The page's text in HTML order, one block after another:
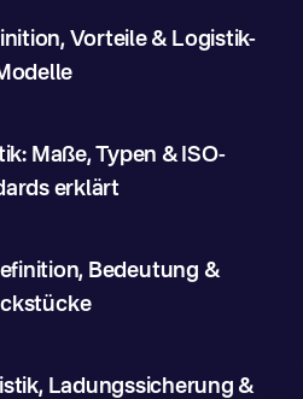
Vorteile & Logistik-
Maße, Typen & ISO-
erklärt
Bedeutung &
Ladungssicherung &